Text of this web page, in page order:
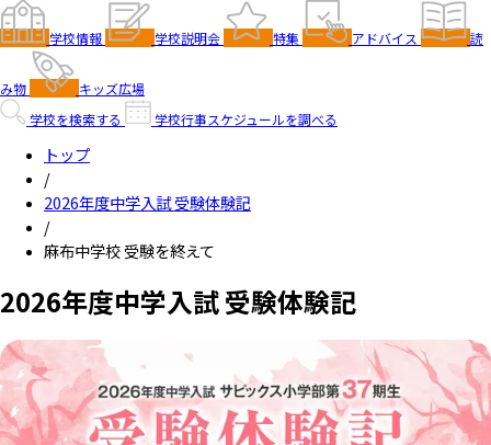
学校情報 学校説明会 特集 アドバイス 読
み物
キッズ広場
学校を検索する
学校行事スケジュールを調べる
トップ
/
2026年度中学入試 受験体験記
/
麻布中学校 受験を終えて
2026年度中学入試 受験体験記